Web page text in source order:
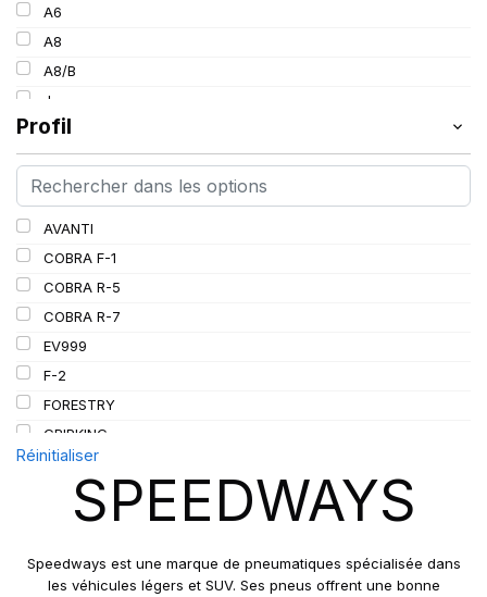
30
34
36
A6
A8
A8/B
J
L
PR
Profil
AVANTI
COBRA F-1
COBRA R-5
COBRA R-7
EV999
F-2
FORESTRY
GRIPKING
GRIPKING HD
GRIPKING R-1
LIFT KING
PK 303
Réinitialiser
SPEEDWAYS
Speedways est une marque de pneumatiques spécialisée dans
les véhicules légers et SUV. Ses pneus offrent une bonne